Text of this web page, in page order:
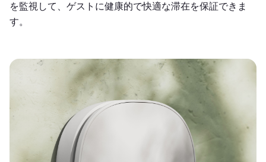
を監視して、ゲストに健康的で快適な滞在を保証できま
す。